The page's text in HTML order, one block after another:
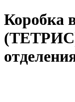
Коробка
(ТЕТРИС)